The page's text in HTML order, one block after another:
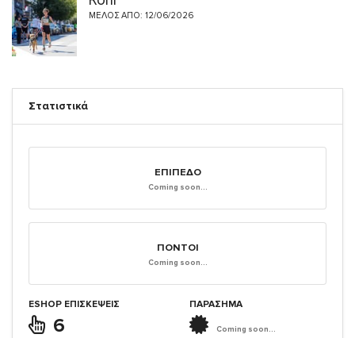
ΜΈΛΟΣ ΑΠΌ: 12/06/2026
Στατιστικά
ΕΠΊΠΕΔΟ
Coming soon...
ΠΌΝΤΟΙ
Coming soon...
ESHOP ΕΠΙΣΚΈΨΕΙΣ
6
ΠΑΡΑΣΗΜΑ
Coming soon...